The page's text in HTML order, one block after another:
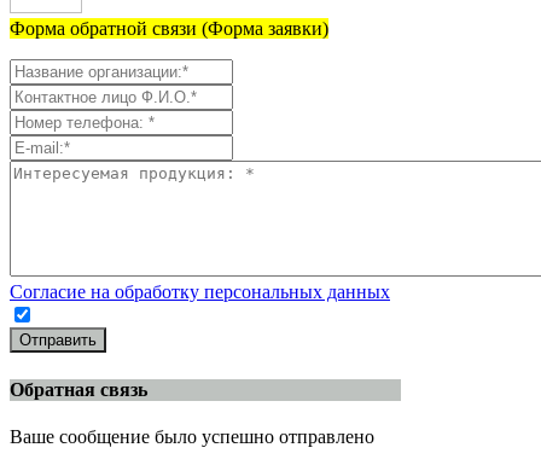
Форма обратной связи (Форма заявки)
Согласие на обработку персональных данных
Отправить
Обратная связь
Ваше сообщение было успешно отправлено